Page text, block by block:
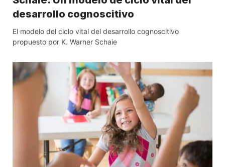
desarrollo cognoscitivo
El modelo del ciclo vital del desarrollo cognoscitivo
propuesto por K. Warner Schaie